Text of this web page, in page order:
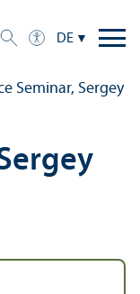
DE
Seminar, Sergey